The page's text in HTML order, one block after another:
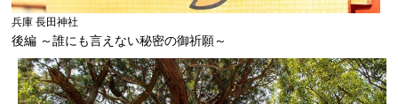
兵庫 長田神社
後編 ～誰にも言えない秘密の御祈願～